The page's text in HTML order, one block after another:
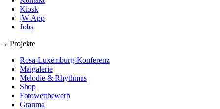
Kiosk
jW-App
Jobs
→ Projekte
Rosa-Luxemburg-Konferenz
Maigalerie
Melodie & Rhythmus
Shop
Fotowettbewerb
Granma